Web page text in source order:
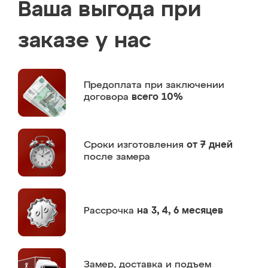
Ваша выгода при
заказе у нас
Предоплата при заключении
договора всего 10%
Сроки изготовления от 7 дней
после замера
Рассрочка на 3, 4, 6 месяцев
Замер, доставка и подъем